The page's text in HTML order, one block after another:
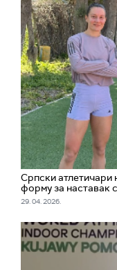
Српски атлетичари
форму за наставак
29. 04. 2026.